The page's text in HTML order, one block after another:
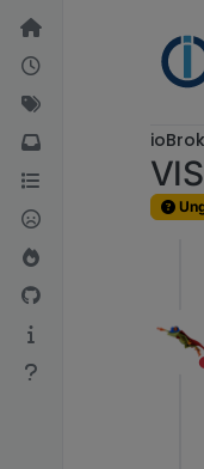
Weiter zum Inhalt